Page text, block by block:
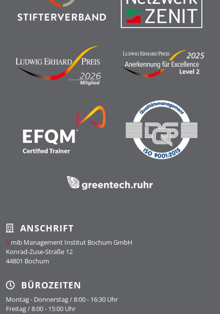
ANSCHRIFT
//mib Management Institut Bochum GmbH
Konrad-Zuse-Straße 12
44801 Bochum
BÜROZEITEN
Montag - Donnerstag / 8:00 - 16:30 Uhr
Freitag / 8:00 - 15:00 Uhr